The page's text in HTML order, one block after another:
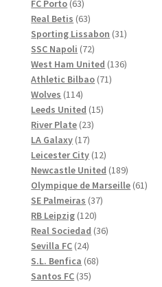
produkter
FC Porto 6363
produkter
Real Betis 6363
produkter
Sporting Lissabon 3131
SSC Napoli 7272
produkter
West Ham United 136136
Athletic Bilbao 7171
Wolves 114114
produkter
Leeds United 1515
River Plate 2323
LA Galaxy 1717
produkter
Leicester City 1212
produkter
Newcastle United 189189
produkter
Olympique de Marseille 6161
SE Palmeiras 3737
RB Leipzig 120120
produkter
Real Sociedad 3636
Sevilla FC 2424
produkter
S.L. Benfica 6868
Santos FC 3535